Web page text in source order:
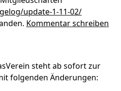
update-1-11-02/
Kommentar schreiben
steht ab sofort zur
folgenden Änderungen: